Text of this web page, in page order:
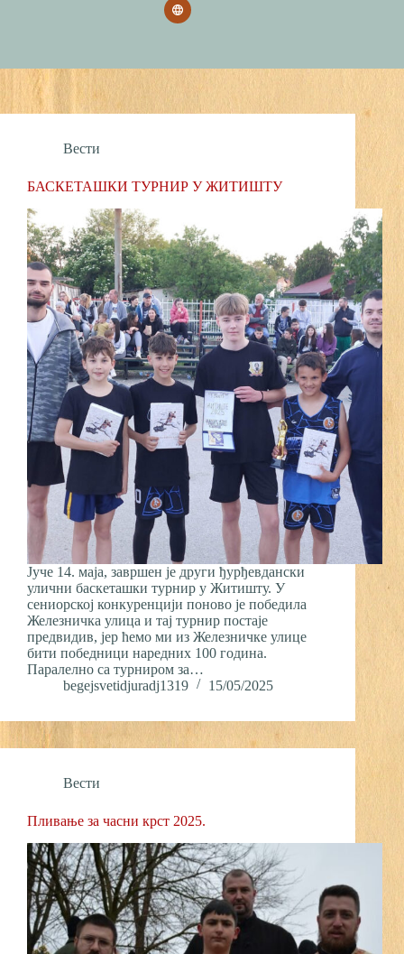
Вести
БАСКЕТАШКИ ТУРНИР У ЖИТИШТУ
Јуче 14. маја, завршен је други ђурђевдански
улични баскеташки турнир у Житишту. У
сениорској конкуренцији поново је победила
Железничка улица и тај турнир постаје
предвидив, јер ћемо ми из Железничке улице
бити победници наредних 100 година.
Паралелно са турниром за…
begejsvetidjuradj1319
15/05/2025
Вести
Пливање за часни крст 2025.